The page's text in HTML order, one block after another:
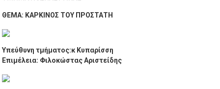
ΘΕΜΑ: ΚΑΡΚΙΝΟΣ ΤΟΥ ΠΡΟΣΤΑΤΗ
Υπεύθυνη τμήματος:κ Κυπαρίσση
Επιμέλεια: Φιλοκώστας Αριστείδης